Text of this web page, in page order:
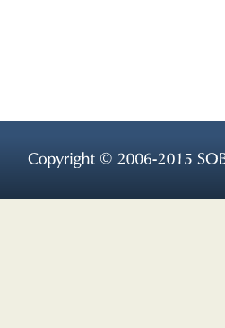
Copyright © 2006-2015